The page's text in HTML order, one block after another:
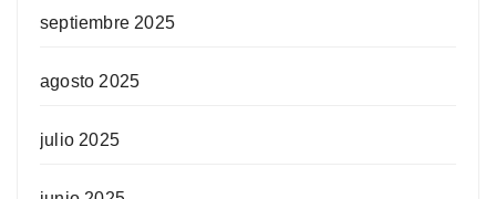
septiembre 2025
agosto 2025
julio 2025